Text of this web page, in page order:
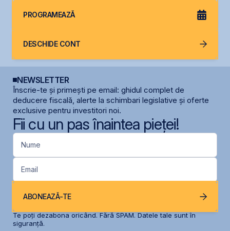
PROGRAMEAZĂ
DESCHIDE CONT
NEWSLETTER
Înscrie-te și primești pe email: ghidul complet de
deducere fiscală, alerte la schimbari legislative și oferte
exclusive pentru investitori noi.
Fii cu un pas înaintea pieței!
Nume
Email
ABONEAZĂ-TE
Te poți dezabona oricând. Fără SPAM. Datele tale sunt în
siguranță.